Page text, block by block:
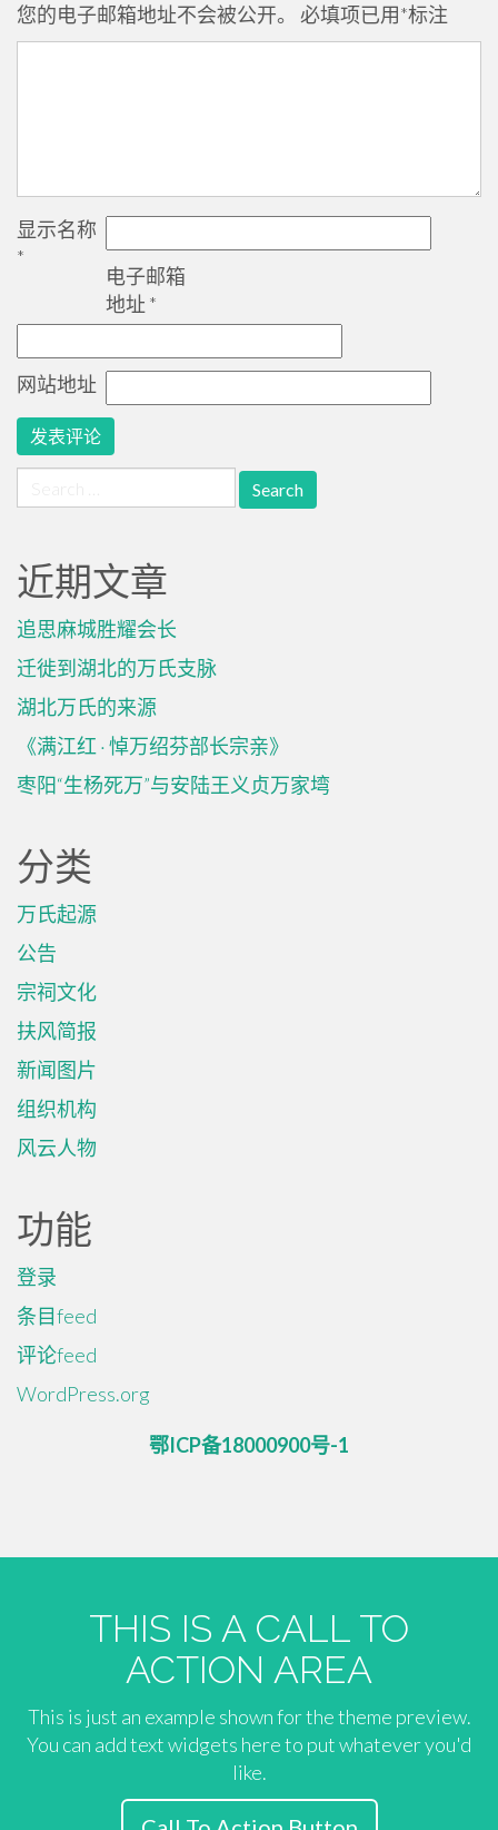
您的电子邮箱地址不会被公开。 必填项已用*标注
显示名称
*
电子邮箱
地址 *
网站地址
for:
近期文章
追思麻城胜耀会长
迁徙到湖北的万氏支脉
湖北万氏的来源
《满江红 · 悼万绍芬部长宗亲》
枣阳“生杨死万”与安陆王义贞万家塆
分类
万氏起源
公告
宗祠文化
扶风简报
新闻图片
组织机构
风云人物
功能
登录
条目feed
评论feed
WordPress.org
鄂ICP备18000900号-1
THIS IS A CALL TO
ACTION AREA
This is just an example shown for the theme preview.
You can add text widgets here to put whatever you'd
like.